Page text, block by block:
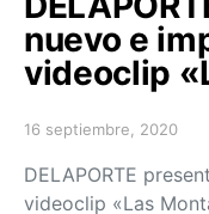
nuevo e
videoclip
Posted on
16 septiembre, 2020
DELAPORTE
videoclip «Las